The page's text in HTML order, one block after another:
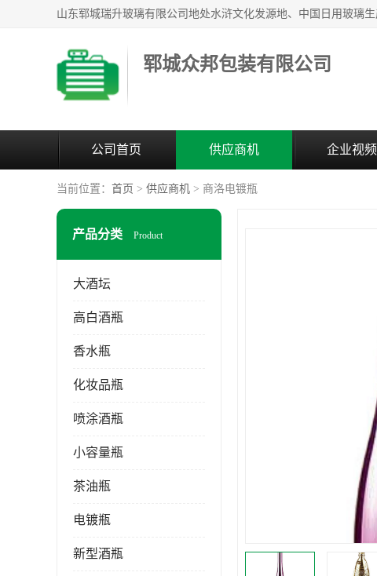
郓城众邦包装有限公司
公司首页 供应商机 企业视频
当前位置： 首页 > 供应商机 > 商洛电镀瓶
产品分类 Product
大酒坛
高白酒瓶
香水瓶
化妆品瓶
喷涂酒瓶
小容量瓶
茶油瓶
电镀瓶
新型酒瓶